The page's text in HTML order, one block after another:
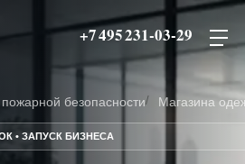
+7 495 231-03-29
безопасности Магазина
• ЗАПУСК БИЗНЕСА